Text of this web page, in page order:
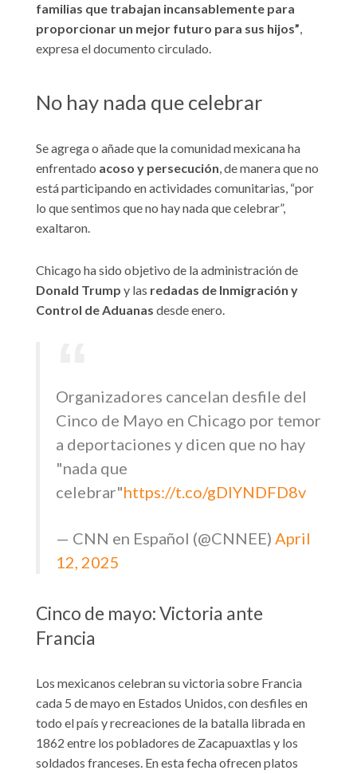
familias que trabajan incansablemente para
proporcionar un mejor futuro para sus hijos”,
expresa el documento circulado.
No hay nada que celebrar
Se agrega o añade que la comunidad mexicana ha
enfrentado acoso y persecución, de manera que no
está participando en actividades comunitarias, “por
lo que sentimos que no hay nada que celebrar”,
exaltaron.
Chicago ha sido objetivo de la administración de
Donald Trump y las redadas de Inmigración y
Control de Aduanas desde enero.
Organizadores cancelan desfile del
Cinco de Mayo en Chicago por temor
a deportaciones y dicen que no hay
"nada que
celebrar"https://t.co/gDIYNDFD8v
— CNN en Español (@CNNEE) April
12, 2025
Cinco de mayo: Victoria ante
Francia
Los mexicanos celebran su victoria sobre Francia
cada 5 de mayo en Estados Unidos, con desfiles en
todo el país y recreaciones de la batalla librada en
1862 entre los pobladores de Zacapuaxtlas y los
soldados franceses. En esta fecha ofrecen platos